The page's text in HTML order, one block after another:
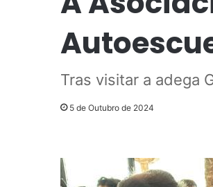
Tras visitar a adega
5 de Outubro de 2024